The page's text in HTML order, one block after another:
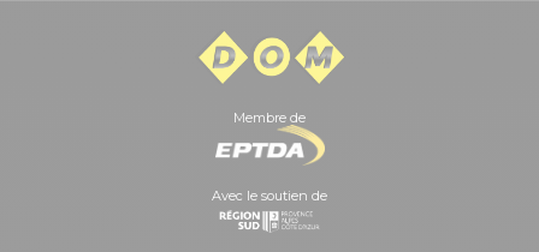
Membre de
Avec le soutien de